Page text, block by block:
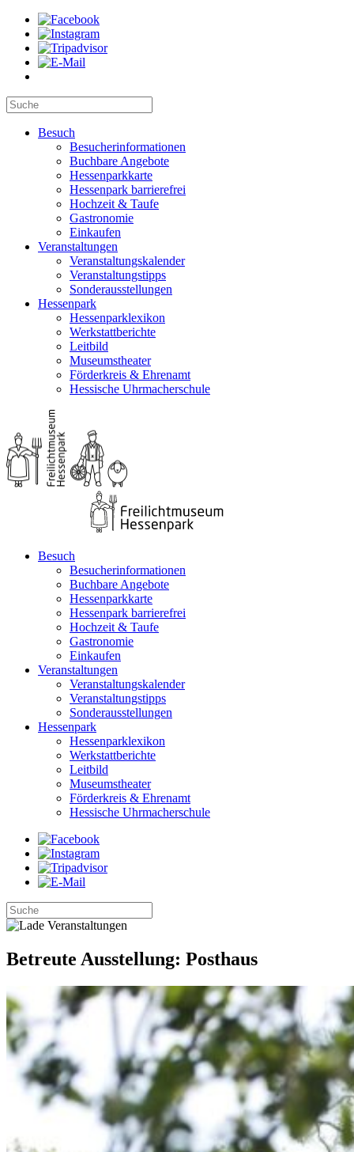
Besuch
Besucherinformationen
Buchbare Angebote
Hessenparkkarte
Hessenpark barrierefrei
Hochzeit & Taufe
Gastronomie
Einkaufen
Veranstaltungen
Veranstaltungskalender
Veranstaltungstipps
Sonderausstellungen
Hessenpark
Hessenparklexikon
Werkstattberichte
Leitbild
Museumstheater
Förderkreis & Ehrenamt
Hessische Uhrmacherschule
Besuch
Besucherinformationen
Buchbare Angebote
Hessenparkkarte
Hessenpark barrierefrei
Hochzeit & Taufe
Gastronomie
Einkaufen
Veranstaltungen
Veranstaltungskalender
Veranstaltungstipps
Sonderausstellungen
Hessenpark
Hessenparklexikon
Werkstattberichte
Leitbild
Museumstheater
Förderkreis & Ehrenamt
Hessische Uhrmacherschule
Betreute Ausstellung: Posthaus